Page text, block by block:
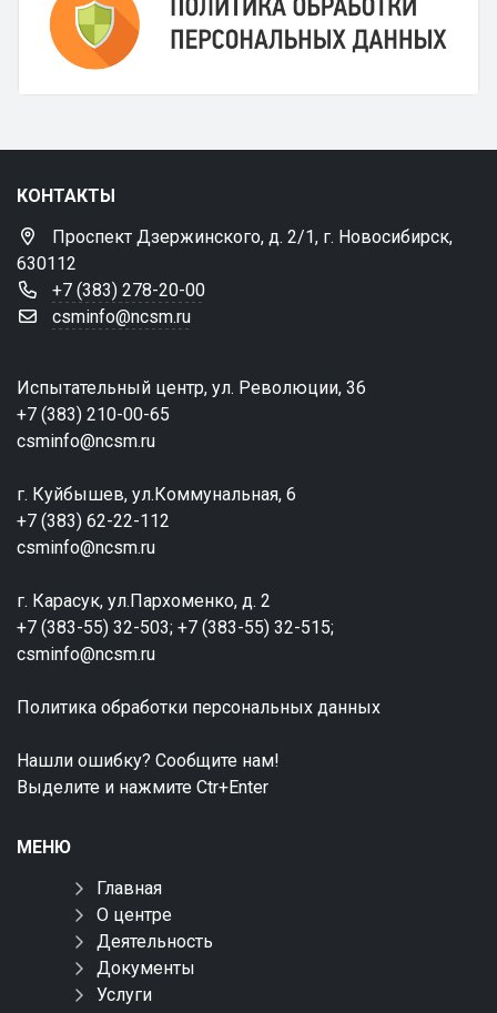
КОНТАКТЫ
Проспект Дзержинского, д. 2/1, г. Новосибирск,
630112
+7 (383) 278-20-00
csminfo@ncsm.ru
Испытательный центр, ул. Революции, 36
+7 (383) 210-00-65
csminfo@ncsm.ru
г. Куйбышев, ул.Коммунальная, 6
+7 (383) 62-22-112
csminfo@ncsm.ru
г. Карасук, ул.Пархоменко, д. 2
+7 (383-55) 32-503; +7 (383-55) 32-515;
csminfo@ncsm.ru
Политика обработки персональных данных
Нашли ошибку? Сообщите нам!
Выделите и нажмите Ctr+Enter
МЕНЮ
Главная
О центре
Деятельность
Документы
Услуги